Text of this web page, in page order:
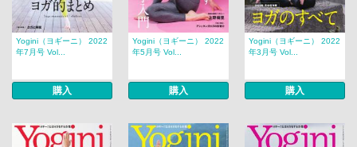
Yogini（ヨギーニ） 2022
年7月号 Vol...
購入
Yogini（ヨギーニ） 2022
年5月号 Vol...
購入
Yogini（ヨギーニ） 2022
年3月号 Vol...
購入